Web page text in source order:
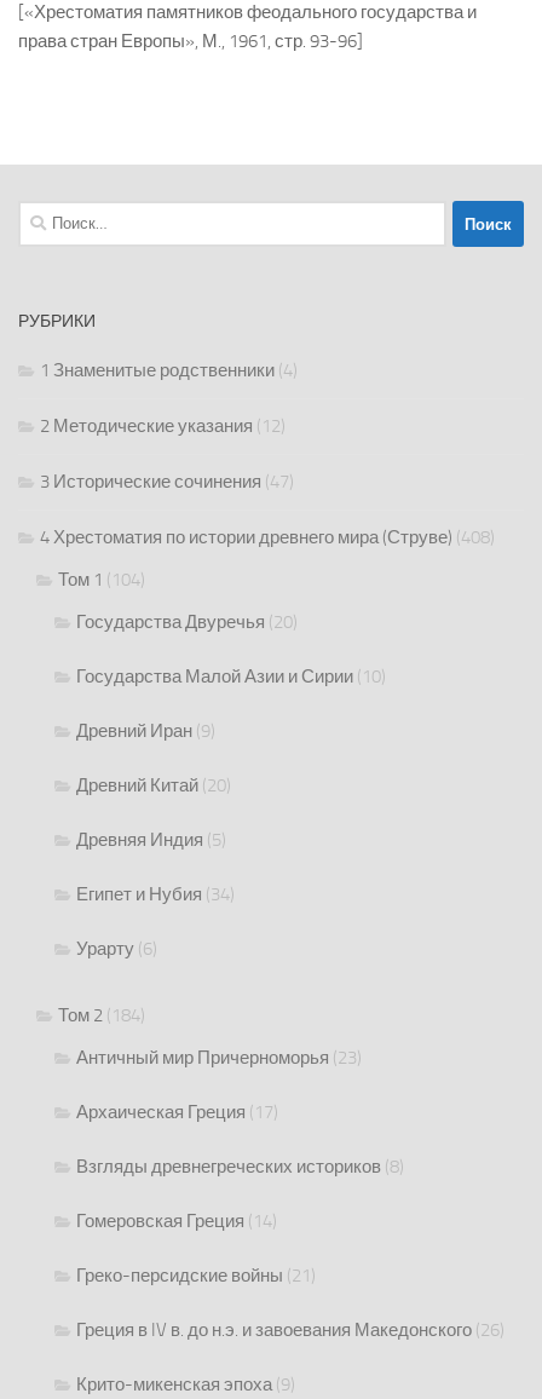
[«Хрестоматия памятников феодального государства и
права стран Европы», М., 1961, стр. 93-96]
Найти:
РУБРИКИ
1 Знаменитые родственники (4)
2 Методические указания (12)
3 Исторические сочинения (47)
4 Хрестоматия по истории древнего мира (Струве) (408)
Том 1 (104)
Государства Двуречья (20)
Государства Малой Азии и Сирии (10)
Древний Иран (9)
Древний Китай (20)
Древняя Индия (5)
Египет и Нубия (34)
Урарту (6)
Том 2 (184)
Античный мир Причерноморья (23)
Архаическая Греция (17)
Взгляды древнегреческих историков (8)
Гомеровская Греция (14)
Греко-персидские войны (21)
Греция в IV в. до н.э. и завоевания Македонского (26)
Крито-микенская эпоха(9)